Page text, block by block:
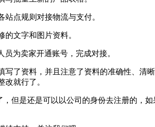
点规则对接物流与支付。
文字和图片资料。
员为卖家开通账号，完成对接。
写了资料，并且注意了资料的准确性、清
改就行了。
，但是还是可以以公司的身份去注册的，